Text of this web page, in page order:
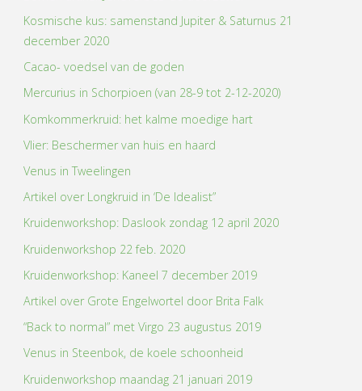
Kosmische kus: samenstand Jupiter & Saturnus 21
december 2020
Cacao- voedsel van de goden
Mercurius in Schorpioen (van 28-9 tot 2-12-2020)
Komkommerkruid: het kalme moedige hart
Vlier: Beschermer van huis en haard
Venus in Tweelingen
Artikel over Longkruid in ‘De Idealist”
Kruidenworkshop: Daslook zondag 12 april 2020
Kruidenworkshop 22 feb. 2020
Kruidenworkshop: Kaneel 7 december 2019
Artikel over Grote Engelwortel door Brita Falk
“Back to normal” met Virgo 23 augustus 2019
Venus in Steenbok, de koele schoonheid
Kruidenworkshop maandag 21 januari 2019